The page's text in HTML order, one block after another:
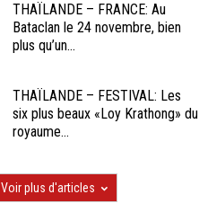
THAÏLANDE – FRANCE: Au
Bataclan le 24 novembre, bien
plus qu’un...
THAÏLANDE – FESTIVAL: Les
six plus beaux «Loy Krathong» du
royaume...
Voir plus d'articles